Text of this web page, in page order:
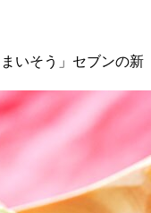
いそう」セブンの新